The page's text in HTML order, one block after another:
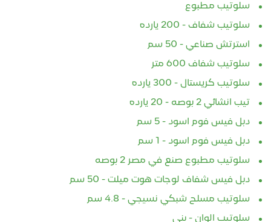
سلوتيب مطبوع
سلوتيب شفاف - 200 يارده
استرتش صناعي - 50 سم
سلوتيب شفاف 600 متر
سلوتيب كريستال - 300 يارده
تيب انشائي 2 بوصه - 20 يارده
دبل فيس فوم اسود - 5 سم
دبل فيس فوم اسود - 1 سم
سلوتيب مطبوع صنع في مصر 2 بوصه
دبل فيس شفاف لوجات هوت ميلت - 50 سم
سلوتيب مسلح شبكي نسيجي - 4.8 سم
سلوتيب الوان - بني